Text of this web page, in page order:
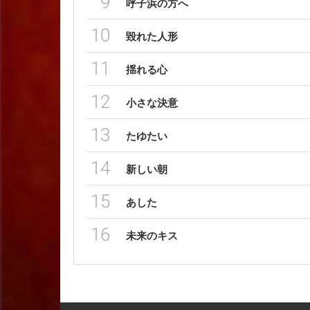
呼子浜の方へ
10 毀れた人形
11 揺れる心
12 小さな決意
13 たゆたい
14 新しい朝
15 あした
16 未来のキス